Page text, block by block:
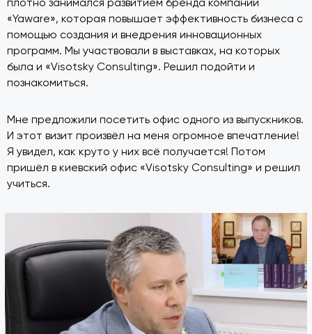
плотно занимался развитием бренда компании
«Yaware», которая повышает эффективность бизнеса с
помощью создания и внедрения инновационных
программ. Мы участвовали в выставках, на которых
была и «Visotsky Consulting». Решил подойти и
познакомиться.
Мне предложили посетить офис одного из выпускников.
И этот визит произвёл на меня огромное впечатление!
Я увидел, как круто у них всё получается! Потом
пришёл в киевский офис «Visotsky Consulting» и решил
учиться.